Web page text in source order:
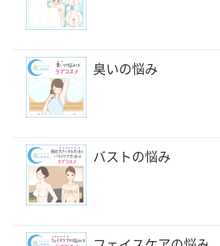
臭いの悩み
バストの悩み